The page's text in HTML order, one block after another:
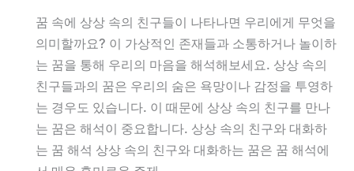
꿈 속에 상상 속의 친구들이 나타나면 우리에게 무엇을
의미할까요? 이 가상적인 존재들과 소통하거나 놀이하
는 꿈을 통해 우리의 마음을 해석해보세요. 상상 속의
친구들과의 꿈은 우리의 숨은 욕망이나 감정을 투영하
는 경우도 있습니다. 이 때문에 상상 속의 친구를 만나
는 꿈은 해석이 중요합니다. 상상 속의 친구와 대화하
는 꿈 해석 상상 속의 친구와 대화하는 꿈은 꿈 해석에